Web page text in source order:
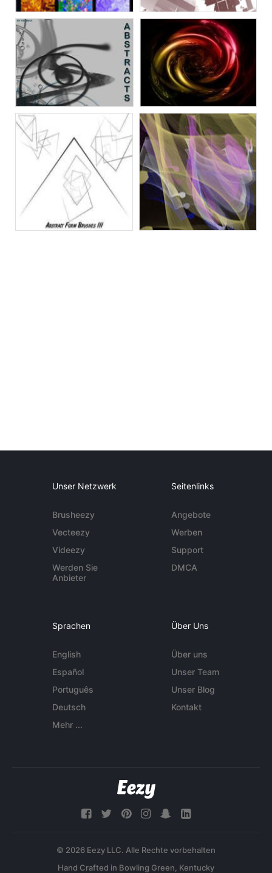
Unser Netzwerk
Brusheezy
Vecteezy
Videezy
Werden Sie
Anbieter
Seitenlinks
Angebote
Werben
Support
DMCA
Sprachen
English
Español
Português
Deutsch
Mehr ...
Über Uns
Über uns
Unser Team
Unser Blog
Kontakt
© 2026 Eezy LLC. Alle Rechte vorbehalten